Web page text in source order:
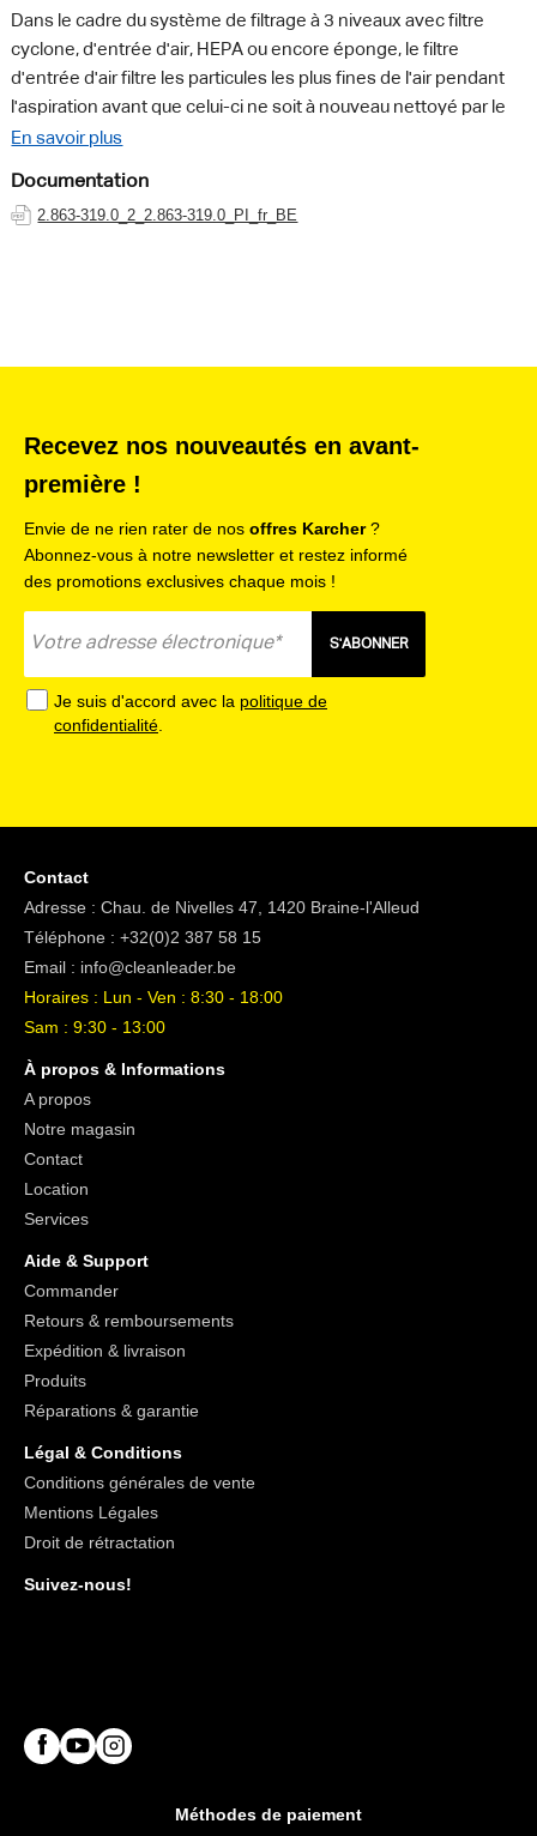
Dans le cadre du système de filtrage à 3 niveaux avec filtre
cyclone, d'entrée d'air, HEPA ou encore éponge, le filtre
d'entrée d'air filtre les particules les plus fines de l'air pendant
l'aspiration avant que celui-ci ne soit à nouveau nettoyé par le
filtre de sortie d'air (HEPA 12 ou filtre mousse de sortie d'air,
accumulée et en utilisant l'outil de nettoyage de filtre Kärcher.
Couleur - gris -
Dimensions (L × l × h) - 130 x 50 x 50 - mm
Feature 1 - Longue durée de vie
nettoyage de filtre.
En savoir plus
Documentation
2.863-319.0_2_2.863-319.0_PI_fr_BE
Recevez nos nouveautés en avant-
première !
Envie de ne rien rater de nos offres Karcher?
Abonnez-vous à notre newsletter et restez informé
des promotions exclusives chaque mois !
S'ABONNER
Je suis d'accord avec la politique de
confidentialité
Contact
Adresse : Chau. de Nivelles 47, 1420 Braine-l'Alleud
Téléphone : +32(0)2 387 58 15
Email : info@cleanleader.be
Horaires : Lun - Ven : 8:30 - 18:00
Sam : 9:30 - 13:00
À propos & Informations
A propos
Notre magasin
Contact
Location
Services
Aide & Support
Commander
Retours & remboursements
Expédition & livraison
Produits
Réparations & garantie
Légal & Conditions
Conditions générales de vente
Mentions Légales
Droit de rétractation
Suivez-nous!
Méthodes de paiement